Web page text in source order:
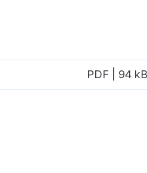
PDF | 94 kB